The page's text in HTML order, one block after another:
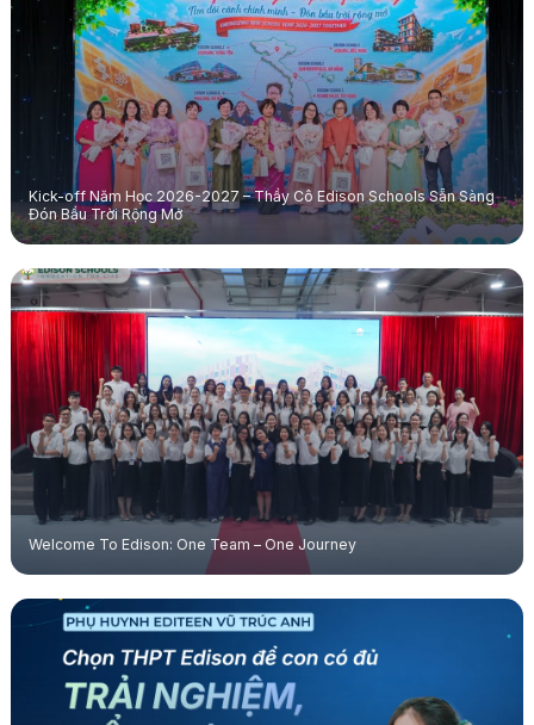
Kick-off Năm Học 2026-2027 – Thầy Cô Edison Schools Sẵn Sàng
Đón Bầu Trời Rộng Mở
Welcome To Edison: One Team – One Journey